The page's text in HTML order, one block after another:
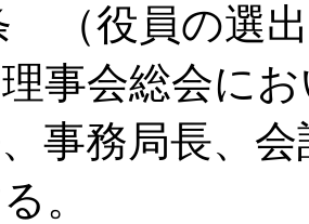
（役員の選
事会総会に
事務局長、会
。